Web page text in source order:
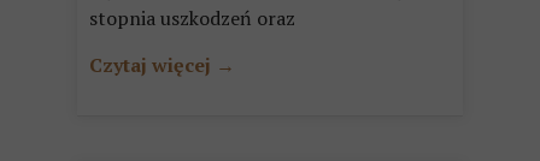
stopnia uszkodzeń oraz
Czytaj więcej →